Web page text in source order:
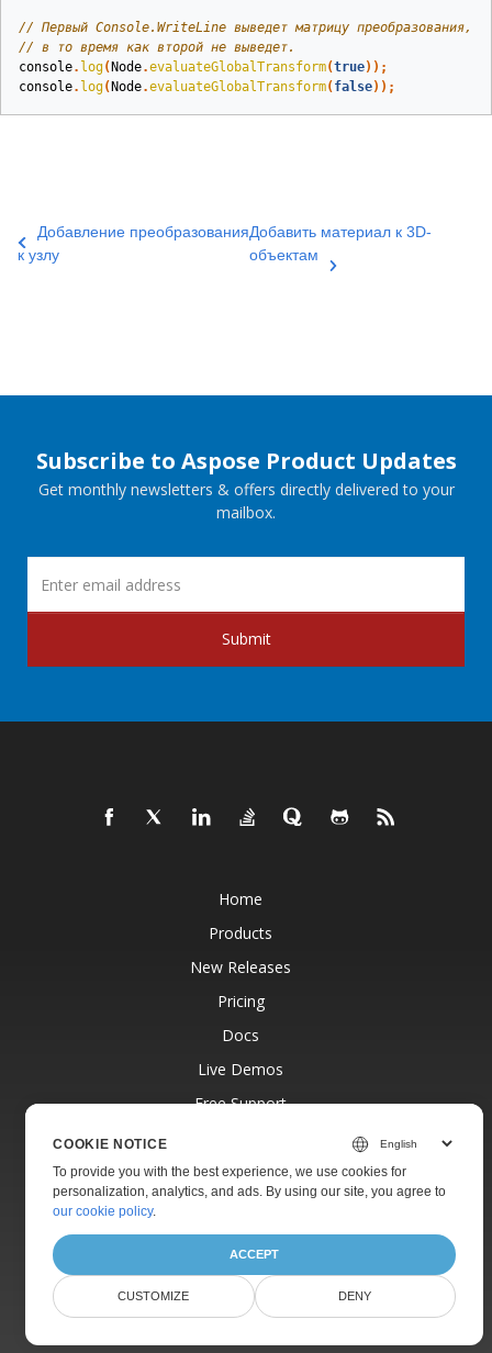
// Первый Console.WriteLine выведет матрицу преобразования,
// в то время как второй не выведет.
console. log( Node.evaluateGlobalTransform(true));
console. log( Node.evaluateGlobalTransform( false));
Добавление преобразования
к узлу
Добавить материал к 3D-
объектам
Subscribe to Aspose Product Updates
Get monthly newsletters & offers directly delivered to your
mailbox.
Submit
Home
Products
New Releases
Pricing
Docs
Live Demos
Free Support
Paid Consulting
Websites
About
COOKIE NOTICE
To provide you with the best experience, we use cookies for
personalization, analytics, and ads. By using our site, you agree to
our cookie policy.
ACCEPT
CUSTOMIZE DENY